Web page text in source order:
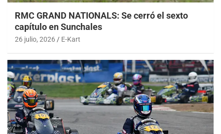
RMC GRAND NATIONALS: Se cerró el sexto
capítulo en Sunchales
26 julio, 2026 E-Kart